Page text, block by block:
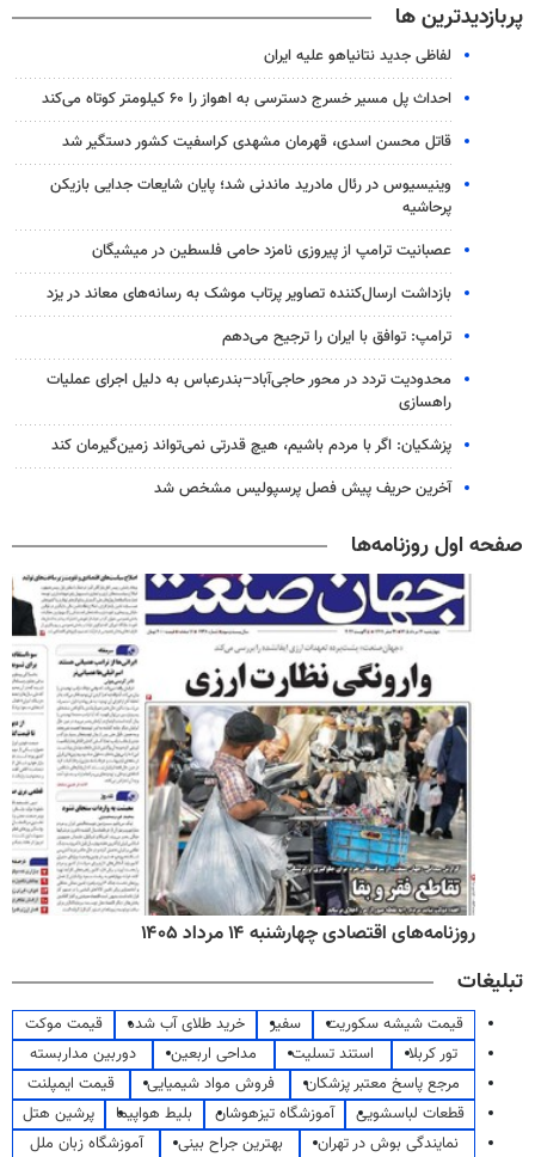
پربازدیدترین ها
لفاظی جدید نتانیاهو علیه ایران
احداث پل مسیر خسرج دسترسی به اهواز را ۶۰ کیلومتر کوتاه می‌کند
قاتل محسن اسدی، قهرمان مشهدی کراسفیت کشور دستگیر شد
وینیسیوس در رئال مادرید ماندنی شد؛ پایان شایعات جدایی بازیکن
پرحاشیه
عصبانیت ترامپ از پیروزی نامزد حامی فلسطین در میشیگان
بازداشت ارسال‌کننده تصاویر پرتاب موشک به رسانه‌های معاند در یزد
ترامپ: توافق با ایران را ترجیح می‌دهم
محدودیت تردد در محور حاجی‌آباد–بندرعباس به دلیل اجرای عملیات
راهسازی
پزشکیان: اگر با مردم باشیم، هیچ قدرتی نمی‌تواند زمین‌گیرمان کند
آخرین حریف پیش فصل پرسپولیس مشخص شد
صفحه اول روزنامه‌ها
روزنامه‌های اقتصادی چهارشنبه ۱۴ مرداد ۱۴۰۵
تبلیغات
قیمت شیشه سکوریت سفیر خرید طلای آب شده
قیمت موکت
تور کربلا
استند تسلیت مداحی اربعین
دوربین مداربسته
مرجع پاسخ معتبر پزشکان
فروش مواد شیمیایی
قیمت ایمپلنت
قطعات لباسشویی
آموزشگاه تیزهوشان بلیط هواپیما
پرشین هتل
نمایندگی بوش در تهران
بهترین جراح بینی
آموزشگاه زبان ملل